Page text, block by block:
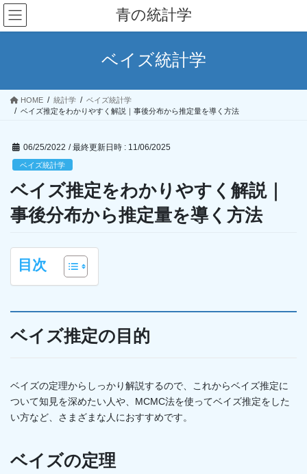
コ
ン
テ
ス
ナ
ビ
ゲ
ン
青の統計学
ベイズ統計学
HOME 統計学
ベイズ統計学
ベイズ推定をわかりやすく解説｜事後分布から推定量を導く方法
06/25/2022 / 最終更新日時 : 11/06/2025
ベイズ統計学
ベイズ推定をわかりやすく解説｜
事後分布から推定量を導く方法
目次
ベイズ推定の目的
ベイズの定理からしっかり解説するので、これからベイズ推定に
ついて知見を深めたい人や、MCMC法を使ってベイズ推定をした
い方など、さまざまな人におすすめです。
ベイズの定理